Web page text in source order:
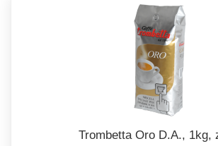
Trombetta Oro D.A., 1kg,